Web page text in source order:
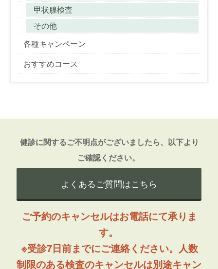
甲状腺検査
その他
各種キャンペーン
おすすめコース
健診に関するご不明点がございましたら、以下より
ご確認ください。
よくあるご質問はこちら
ご予約のキャンセルはお電話にて承りま
す。
※受診7日前までにご連絡ください。人数
制限のある検査のキャンセルは別途キャン